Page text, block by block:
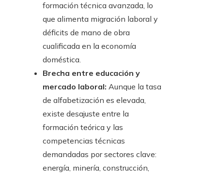
formación técnica avanzada, lo
que alimenta migración laboral y
déficits de mano de obra
cualificada en la economía
doméstica.
Brecha entre educación y
mercado laboral: Aunque la tasa
de alfabetización es elevada,
existe desajuste entre la
formación teórica y las
competencias técnicas
demandadas por sectores clave:
energía, minería, construcción,